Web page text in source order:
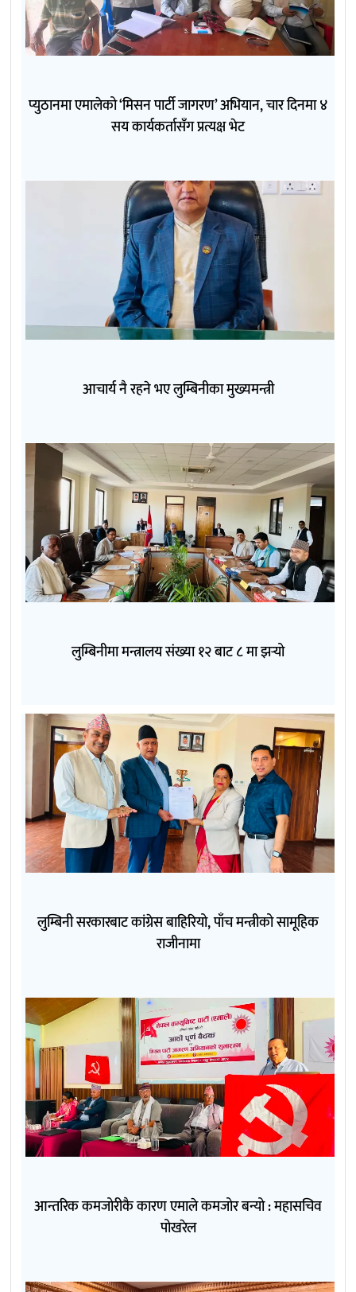
प्युठानमा एमालेको ‘मिसन पार्टी जागरण’ अभियान, चार दिनमा ४
सय कार्यकर्तासँग प्रत्यक्ष भेट
आचार्य नै रहने भए लुम्बिनीका मुख्यमन्त्री
लुम्बिनीमा मन्त्रालय संख्या १२ बाट ८ मा झर्‍यो
लुम्बिनी सरकारबाट कांग्रेस बाहिरियो, पाँच मन्त्रीको सामूहिक
राजीनामा
आन्तरिक कमजोरीकै कारण एमाले कमजोर बन्यो : महासचिव
पोखरेल